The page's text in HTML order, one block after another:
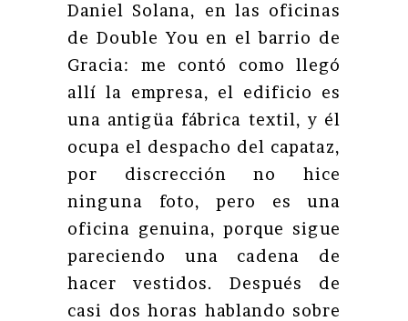
Daniel Solana, en las oficinas
de Double You en el barrio de
Gracia: me contó como llegó
allí la empresa, el edificio es
una antigüa fábrica textil, y él
ocupa el despacho del capataz,
por discrección no hice
ninguna foto, pero es una
oficina genuina, porque sigue
pareciendo una cadena de
hacer vestidos. Después de
casi dos horas hablando sobre